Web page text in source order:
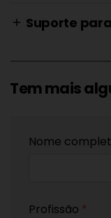
add Suporte
Tem mais
Nome
Profissão *